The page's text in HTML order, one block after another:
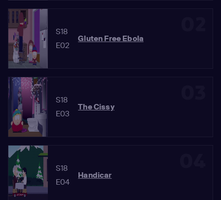
S18
E02
Gluten Free Ebola
S18
E03
The Cissy
S18
E04
Handicar